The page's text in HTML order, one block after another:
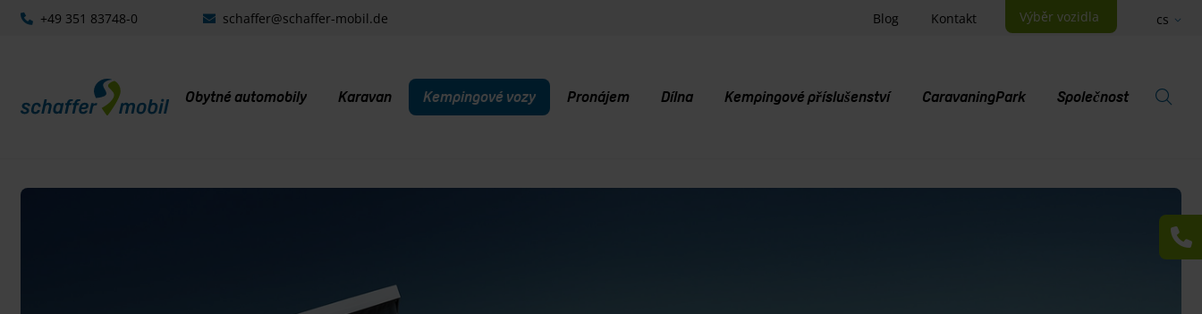
+49 351 83748-0 schaffer@schaffer-mobil.de Blog Kontakt Výběr vozidla cs
Obytné automobily Karavan Kempingové vozy Pronájem Dílna Kempingové příslušenství CaravaningPark Společnost